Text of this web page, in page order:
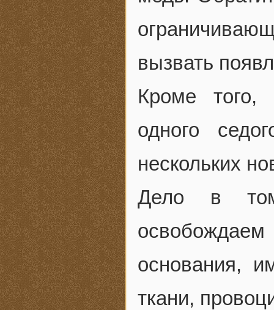
вызвать
Кроме того,
одного
нескольких
Дело в
освобождаем
основания,
ткани,